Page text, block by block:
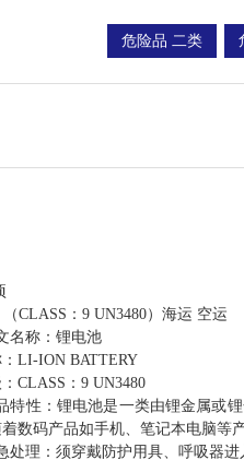
危险品 二类
CLASS：9 UN3480）海运 空运
名称：锂电池
LI-ION BATTERY
CLASS：9 UN3480
特性：锂电池是一类由锂金属或
数码产品如手机、笔记本电脑等
处理：须穿戴防护用具、呼吸器